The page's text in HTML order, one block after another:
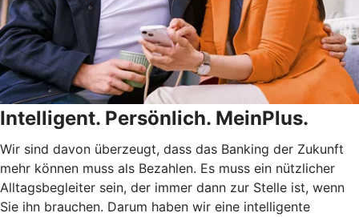
Intelligent. Persönlich. MeinPlus.
Wir sind davon überzeugt, dass das Banking der Zukunft
mehr können muss als Bezahlen. Es muss ein nützlicher
Alltagsbegleiter sein, der immer dann zur Stelle ist, wenn
Sie ihn brauchen. Darum haben wir eine intelligente